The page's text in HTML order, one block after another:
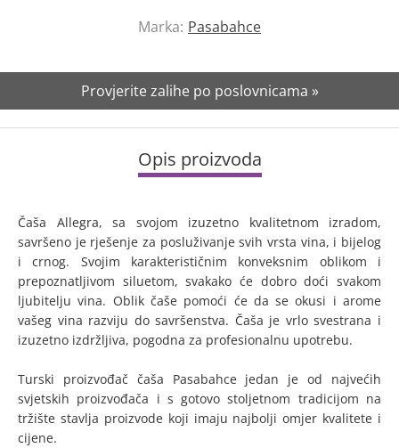
Marka: Pasabahce
Provjerite zalihe po poslovnicama »
Opis proizvoda
Čaša Allegra, sa svojom izuzetno kvalitetnom izradom,
savršeno je rješenje za posluživanje svih vrsta vina, i bijelog
i crnog. Svojim karakterističnim konveksnim oblikom i
prepoznatljivom siluetom, svakako će dobro doći svakom
ljubitelju vina. Oblik čaše pomoći će da se okusi i arome
vašeg vina razviju do savršenstva. Čaša je vrlo svestrana i
izuzetno izdržljiva, pogodna za profesionalnu upotrebu.
Turski proizvođač čaša Pasabahce jedan je od najvećih
svjetskih proizvođača i s gotovo stoljetnom tradicijom na
tržište stavlja proizvode koji imaju najbolji omjer kvalitete i
cijene.